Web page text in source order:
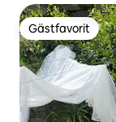
Gästfavorit
Gästfavorit